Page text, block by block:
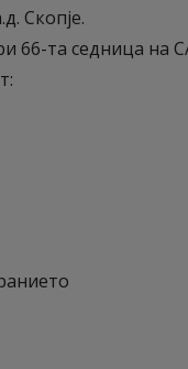
Скопје.
66-та седница на